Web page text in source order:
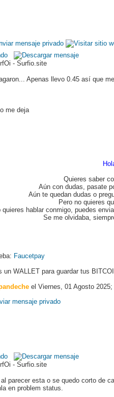
- Surfio.site
Apenas llevo 0.45 así que
me deja
Quieres saber
Aún con dudas, pasate
Aún te quedan dudas o
Pero no quieres
quieres hablar conmigo, puedes
Se me olvidaba,
Faucetpay
un WALLET para guardar tus
el Viernes, 01 Agosto
- Surfio.site
parecer esta o se quedo corto de
en problem status.